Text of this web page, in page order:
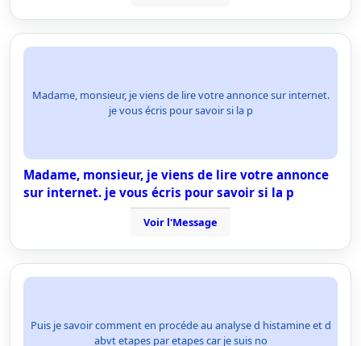
Madame, monsieur, je viens de lire votre annonce sur internet.
je vous écris pour savoir si la p
Madame, monsieur, je viens de lire votre annonce
sur internet. je vous écris pour savoir si la p
Voir l'Message
Puis je savoir comment en procéde au analyse d histamine et d
abvt etapes par etapes car je suis no